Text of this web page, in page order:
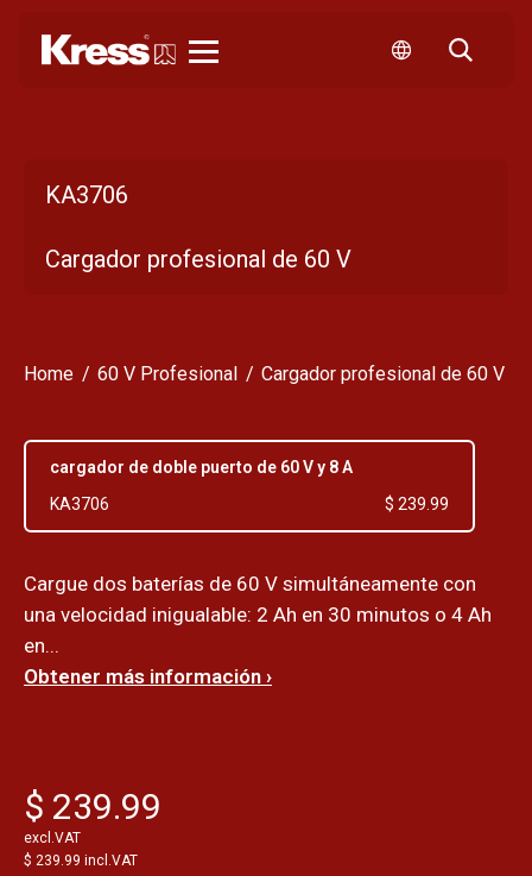
KA3706
Cargador profesional de 60 V
Home 60 V Profesional Cargador profesional de 60 V
cargador de doble puerto de 60 V y 8 A
KA3706
$ 239.99
Cargue dos baterías de 60 V simultáneamente con
una velocidad inigualable: 2 Ah en 30 minutos o 4 Ah
en...
Obtener más información ›
$ 239.99
excl.VAT
$ 239.99 incl.VAT